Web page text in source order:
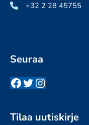
+32 2 28 45755
Seuraa
Facebook
Twitter
Instagram
Tilaa uutiskirje